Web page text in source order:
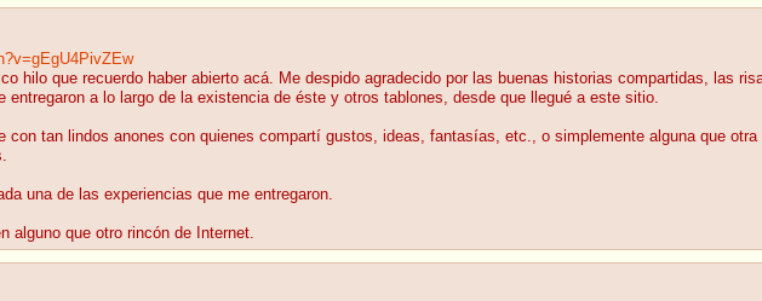
hilo que recuerdo haber abierto acá. Me despido agradecido por las buenas historias compartidas, las
entregaron a lo largo de la existencia de éste y otros tablones, desde que llegué a este sitio.
con tan lindos anones con quienes compartí gustos, ideas, fantasías, etc., o simplemente alguna que otra
una de las experiencias que me entregaron.
alguno que otro rincón de Internet.